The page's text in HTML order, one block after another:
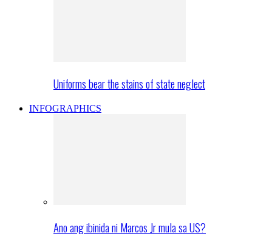
Uniforms bear the stains of state neglect
INFOGRAPHICS
Ano ang ibinida ni Marcos Jr mula sa US?